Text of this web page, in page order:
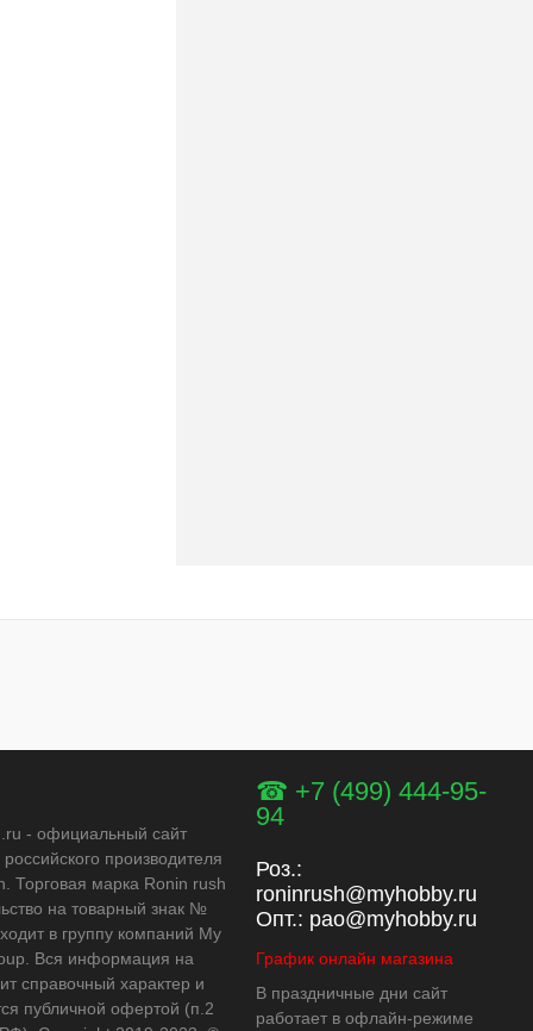
- официальный сайт
производителя
Торговая марка Ronin rush
на товарный знак №
в группу компаний My
Вся информация на
справочный характер и
публичной офертой (п.2
☎ +7 (499) 444-95-
94
Роз.:
roninrush@myhobby.ru
Опт.: pao@myhobby.ru
График онлайн магазина
В праздничные дни сайт
работает в офлайн-режиме